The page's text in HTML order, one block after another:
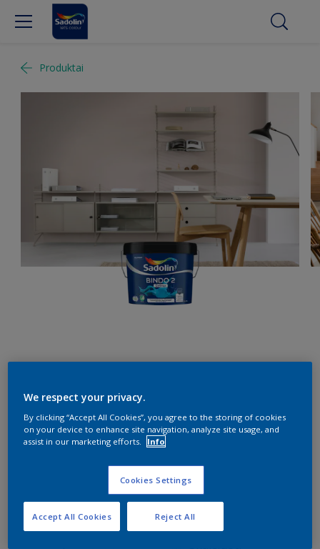
Produktai
DN.02.77
Pakeisti spalvą
4,5 l
Kiekis Dažų kiekio skaičiuoklė
Skaičiuoti
We respect your privacy.
By clicking “Accept All Cookies”, you agree to the storing of cookies
on your device to enhance site navigation, analyze site usage, and
assist in our marketing efforts.
Info
Cookies Settings
Reject All
Accept All Cookies